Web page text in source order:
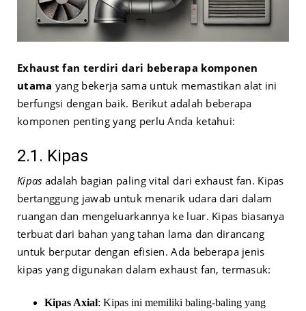
Exhaust fan terdiri dari beberapa komponen
utama yang bekerja sama untuk memastikan alat ini
berfungsi dengan baik. Berikut adalah beberapa
komponen penting yang perlu Anda ketahui:
2.1. Kipas
Kipas adalah bagian paling vital dari exhaust fan. Kipas
bertanggung jawab untuk menarik udara dari dalam
ruangan dan mengeluarkannya ke luar. Kipas biasanya
terbuat dari bahan yang tahan lama dan dirancang
untuk berputar dengan efisien. Ada beberapa jenis
kipas yang digunakan dalam exhaust fan, termasuk:
Kipas Axial: Kipas ini memiliki baling-baling yang